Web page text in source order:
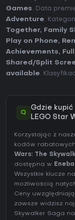
Games. Data
Adventure.
Together, Family
Play on Phone,
Achievements,
Shared/Split
available.
Q
Gdzie kupić
LEGO Star
Korzystając z
kodów
Wars: The
dostępna w Eneba
Wszystkie klucze
możliwością
Ceny
zawsze widzisz
Skywalker Saga na